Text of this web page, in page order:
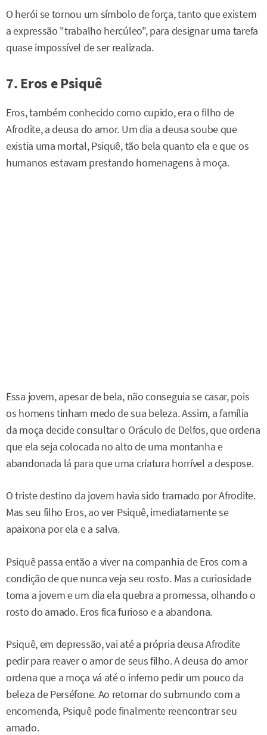
O herói se tornou um símbolo de força, tanto que existem
a expressão "trabalho hercúleo", para designar uma tarefa
quase impossível de ser realizada.
7. Eros e Psiquê
Eros, também conhecido como cupido, era o filho de
Afrodite, a deusa do amor. Um dia a deusa soube que
existia uma mortal, Psiquê, tão bela quanto ela e que os
humanos estavam prestando homenagens à moça.
Essa jovem, apesar de bela, não conseguia se casar, pois
os homens tinham medo de sua beleza. Assim, a família
da moça decide consultar o Oráculo de Delfos, que ordena
que ela seja colocada no alto de uma montanha e
abandonada lá para que uma criatura horrível a despose.
O triste destino da jovem havia sido tramado por Afrodite.
Mas seu filho Eros, ao ver Psiquê, imediatamente se
apaixona por ela e a salva.
Psiquê passa então a viver na companhia de Eros com a
condição de que nunca veja seu rosto. Mas a curiosidade
toma a jovem e um dia ela quebra a promessa, olhando o
rosto do amado. Eros fica furioso e a abandona.
Psiquê, em depressão, vai até a própria deusa Afrodite
pedir para reaver o amor de seus filho. A deusa do amor
ordena que a moça vá até o inferno pedir um pouco da
beleza de Perséfone. Ao retornar do submundo com a
encomenda, Psiquê pode finalmente reencontrar seu
amado.